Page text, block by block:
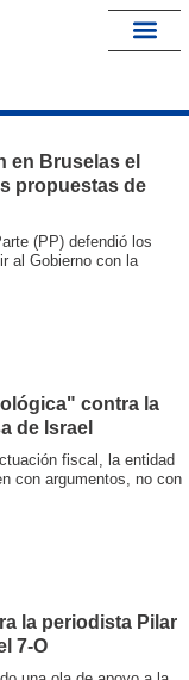
en Bruselas el
propuestas de
(PP) defendió los
al Gobierno con la
contra la
de Israel
fiscal, la entidad
con argumentos, no con
la periodista Pilar
7-O